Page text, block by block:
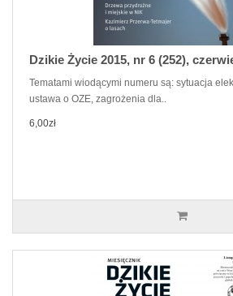
Dzikie Życie 2015, nr 6 (252),
Tematami wiodącymi numeru są: sytuacja
ustawa o OZE, zagrożenia dla..
6,00zł